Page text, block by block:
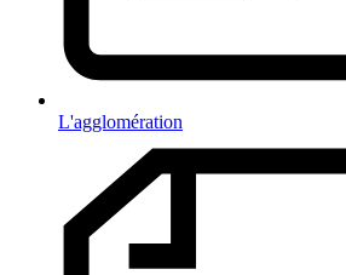
L'agglomération